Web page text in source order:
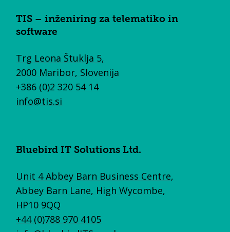
TIS – inženiring za telematiko in
software
Trg Leona Štuklja 5,
2000 Maribor, Slovenija
+386 (0)2 320 54 14
info@tis.si
Bluebird IT Solutions Ltd.
Unit 4 Abbey Barn Business Centre,
Abbey Barn Lane, High Wycombe,
HP10 9QQ
+44 (0)788 970 4105